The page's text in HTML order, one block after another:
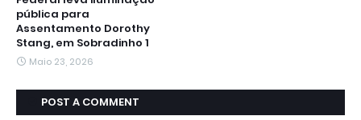
pública para
Assentamento Dorothy
Stang, em Sobradinho 1
Maio 23, 2026
POST A COMMENT